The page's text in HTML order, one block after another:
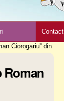
Contact
Ciorogariu” din
Roman